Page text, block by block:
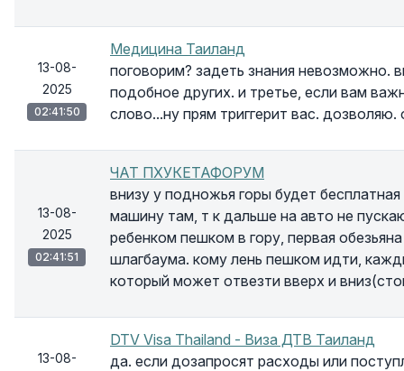
13-08-
2025
02:41:50
Медицина Таиланд
поговорим? задеть знания невозможно.
подобное других. и третье, если вам
слово...ну прям триггерит вас. дозволяю.
13-08-
2025
02:41:51
ЧАТ ПХУКЕТАФОРУМ
внизу у подножья горы будет
машину там, т к дальше на авто не
ребенком пешком в гору, первая
шлагбаума. кому лень пешком идти,
который может отвезти вверх и
13-08-
DTV Visa Thailand - Виза ДТВ Таиланд
да. если дозапросят расходы или